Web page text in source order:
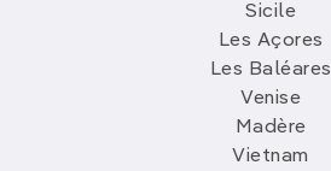
Sicile
Les Açores
Les Baléares
Venise
Madère
Vietnam